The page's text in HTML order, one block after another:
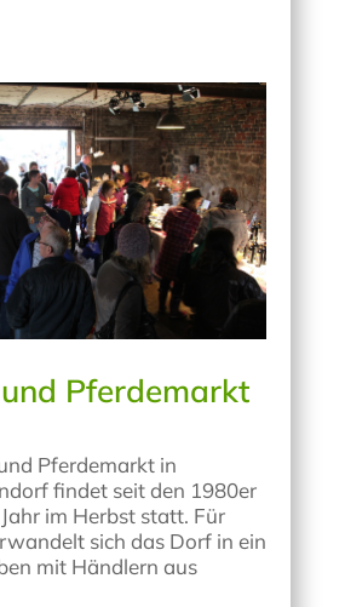
Pferdemarkt
Pferdemarkt in
findet seit den 1980er
im Herbst statt. Für
sich das Dorf in ein
mit Händlern aus